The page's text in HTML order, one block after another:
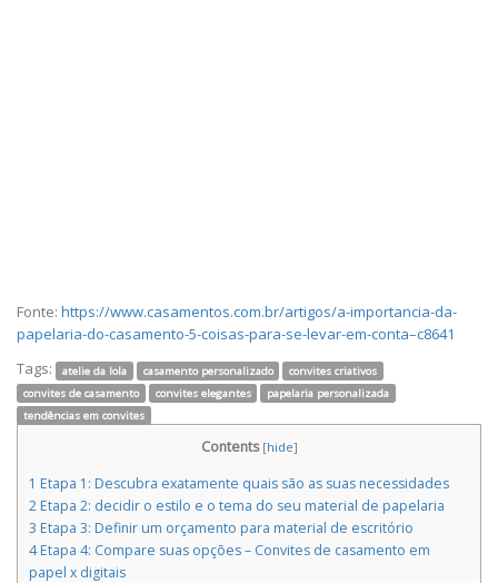
Fonte: https://www.casamentos.com.br/artigos/a-importancia-da-
papelaria-do-casamento-5-coisas-para-se-levar-em-conta–c8641
Tags:
atelie da lola casamento personalizado
convites criativos
convites de casamento
convites elegantes
papelaria personalizada
tendências em convites
Contents [hide]
1 Etapa 1: Descubra exatamente quais são as suas necessidades
2 Etapa 2: decidir o estilo e o tema do seu material de papelaria
3 Etapa 3: Definir um orçamento para material de escritório
4Etapa 4: Compare suas opções – Convites de casamento em
papel x digitais